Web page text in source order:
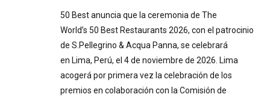
50 Best anuncia que la ceremonia de The
World’s 50 Best Restaurants 2026, con el patrocinio
de S.Pellegrino & Acqua Panna, se celebrará
en Lima, Perú, el 4 de noviembre de 2026. Lima
acogerá por primera vez la celebración de los
premios en colaboración con la Comisión de